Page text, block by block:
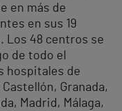
en más de
en sus 19
Los 48 centros se
de todo el
hospitales de
Granada,
Madrid, Málaga,